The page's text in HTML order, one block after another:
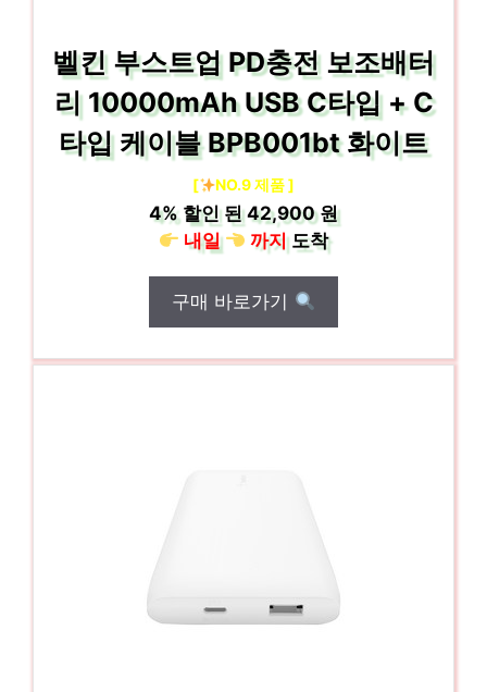
벨킨 부스트업 PD충전 보조배터
리 10000mAh USB C타입 + C
타입 케이블 BPB001bt 화이트
[ NO.9 제품 ]
4%할인 된42,900 원
내일
까지도착
구매 바로가기